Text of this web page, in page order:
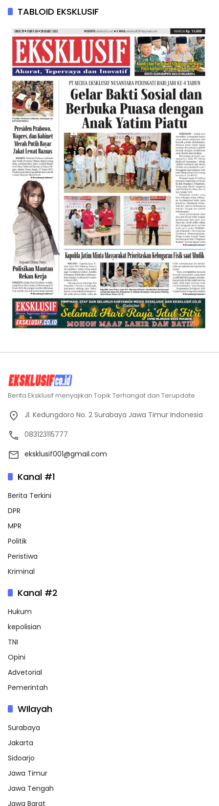
TABLOID EKSKLUSIF
Berita Eksklusif menyajikan Topik Terhangat dan Terupdate
Jl. Kedungdoro No. 2 Surabaya Jawa Timur Indonesia
083123115777
eksklusif001@gmail.com
Kanal #1
Berita Terkini
DPR
MPR
Politik
Peristiwa
Kriminal
Kanal #2
Hukum
kepolisian
TNI
Opini
Advetorial
Pemerintah
WIlayah
Surabaya
Jakarta
Sidoarjo
Jawa Timur
Jawa Tengah
Jawa Barat